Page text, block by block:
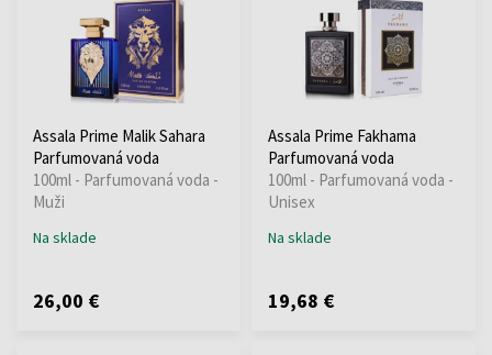
Assala Prime Malik Sahara
Parfumovaná voda
100ml - Parfumovaná voda -
Muži
Na sklade
26,00 €
Assala Prime Fakhama
Parfumovaná voda
100ml - Parfumovaná voda -
Unisex
Na sklade
19,68 €